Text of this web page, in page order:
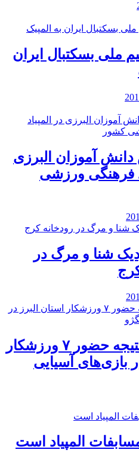
ملی بسکتبال ایران
آموزان البرزی
فرهنگی ورزشی
شنا و مرگ در
۲ مدال برنز نتیجه حضور ۷ ورزشکار
بازی‌های آسیایی
المپیاد است